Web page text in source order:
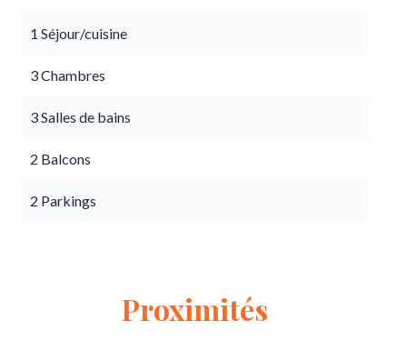
1 Séjour/cuisine
3 Chambres
3 Salles de bains
2 Balcons
2 Parkings
Proximités